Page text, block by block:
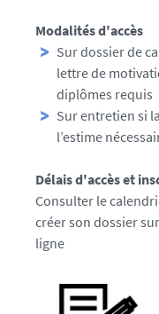
Modalités d'accès
Sur dossier de
lettre de
diplômes requis
Sur entretien si
l’estime
Délais d'accès et
Consulter le
créer son dossier
ligne